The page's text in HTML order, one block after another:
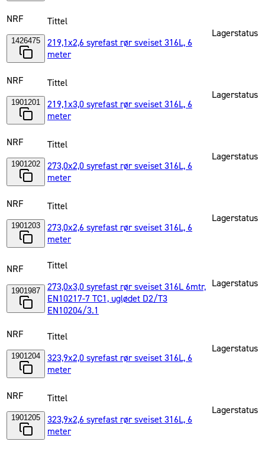
NRF
1426475
Tittel
219,1x2,6 syrefast rør sveiset 316L, 6
meter
Lagerstatus
NRF
1901201
Tittel
219,1x3,0 syrefast rør sveiset 316L, 6
meter
Lagerstatus
NRF
1901202
Tittel
273,0x2,0 syrefast rør sveiset 316L, 6
meter
Lagerstatus
NRF
1901203
Tittel
273,0x2,6 syrefast rør sveiset 316L, 6
meter
Lagerstatus
NRF
1901987
Tittel
273,0x3,0 syrefast rør sveiset 316L 6mtr,
EN10217-7 TC1, uglødet D2/T3
EN10204/3.1
Lagerstatus
NRF
1901204
Tittel
323,9x2,0 syrefast rør sveiset 316L, 6
meter
Lagerstatus
NRF
1901205
Tittel
323,9x2,6 syrefast rør sveiset 316L, 6
meter
Lagerstatus